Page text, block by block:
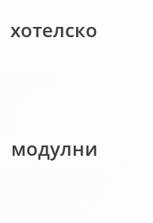
хотелско
модулни